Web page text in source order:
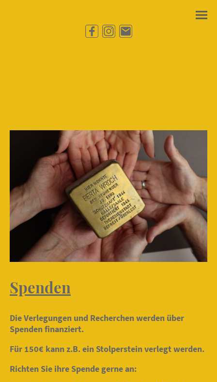
Spenden
Die Verlegungen und Recherchen werden über
Spenden finanziert.
Für 150€ kann z.B. ein Stolperstein verlegt werden.
Richten Sie ihre Spende gerne an: